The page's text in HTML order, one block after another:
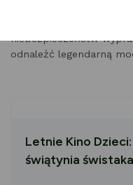
niebezpieczeństw
odnaleźć legendarną
Letnie Kino
świątynia świstaka